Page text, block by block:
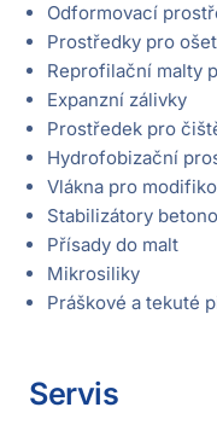
Odformovací
Prostředky pro
Reprofilační malty
Expanzní zálivky
Prostředek pro
Hydrofobizační
Vlákna pro
Stabilizátory
Přísady do malt
Mikrosiliky
Práškové a tekuté
Servis